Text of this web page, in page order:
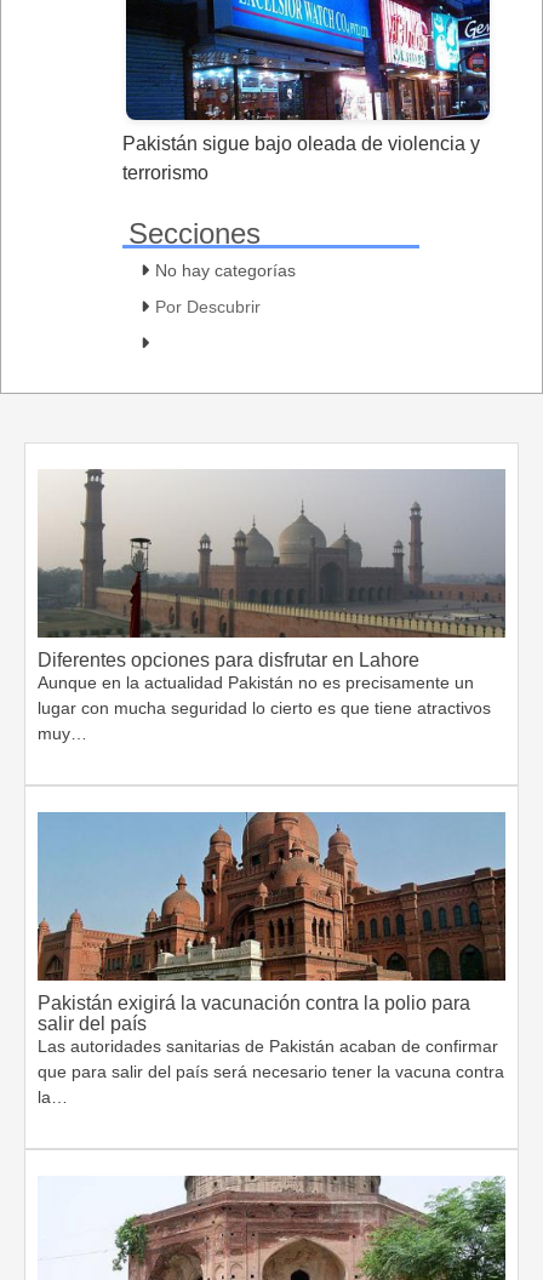
Pakistán sigue bajo oleada de violencia y
terrorismo
Secciones
No hay categorías
Por Descubrir
Diferentes opciones para disfrutar en Lahore
Aunque en la actualidad Pakistán no es precisamente un
lugar con mucha seguridad lo cierto es que tiene atractivos
muy…
Pakistán exigirá la vacunación contra la polio para
salir del país
Las autoridades sanitarias de Pakistán acaban de confirmar
que para salir del país será necesario tener la vacuna contra
la…